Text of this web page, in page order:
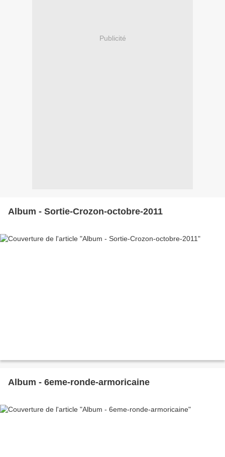
Publicité
Album - Sortie-Crozon-octobre-2011
Album - 6eme-ronde-armoricaine